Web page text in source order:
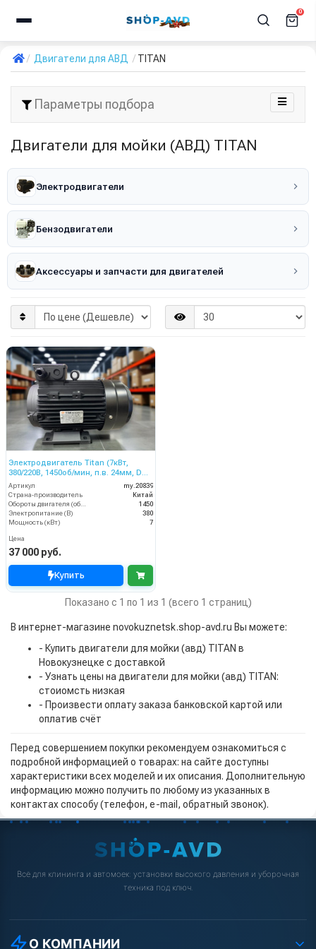
0
Двигатели для АВД TITAN
Параметры подбора
Двигатели для мойки (АВД) TITAN
Электродвигатели
Бензодвигатели
Аксессуары и запчасти для двигателей
Электродвигатель Titan (7кВт,
380/220В, 1450об/мин, п.в. 24мм, Dфл
87/61мм, H112L)
Артикул
my.20839
Страна-производитель
Китай
1450
Электропитание (В)
380
Мощность (кВт)
7
Цена
37 000 руб.
Купить
Показано с 1 по 1 из 1 (всего 1 страниц)
В интернет-магазине novokuznetsk.shop-avd.ru Вы можете:
- Купить двигатели для мойки (авд) TITAN в
Новокузнецке с доставкой
- Узнать цены на двигатели для мойки (авд) TITAN:
стоиомсть низкая
- Произвести оплату заказа банковской картой или
оплатив счёт
Перед совершением покупки рекомендуем ознакомиться с
подробной информацией о товарах: на сайте доступны
характеристики всех моделей и их описания. Дополнительную
информацию можно получить по любому из указанных в
контактах способу (телефон, e-mail, обратный звонок).
Всё для клининга и автомоек: установки высокого давления и уборочная
техника под ключ.
О КОМПАНИИ